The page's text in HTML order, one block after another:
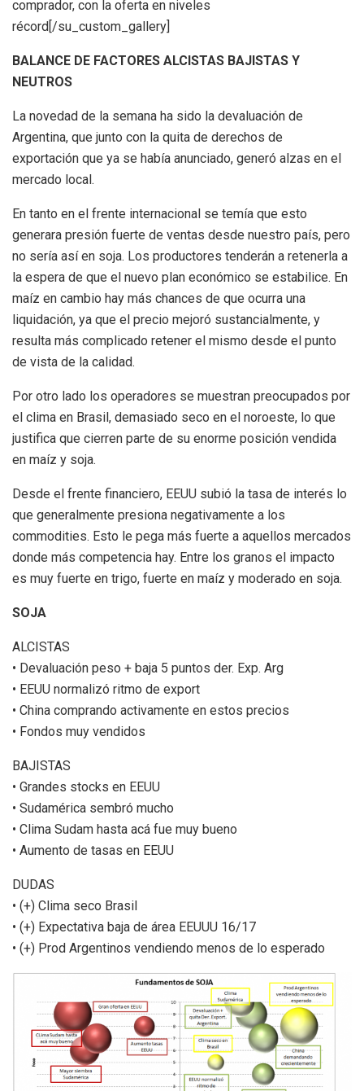
comprador, con la oferta en niveles
récord[/su_custom_gallery]
BALANCE DE FACTORES ALCISTAS BAJISTAS Y
NEUTROS
La novedad de la semana ha sido la devaluación de
Argentina, que junto con la quita de derechos de
exportación que ya se había anunciado, generó alzas en el
mercado local.
En tanto en el frente internacional se temía que esto
generara presión fuerte de ventas desde nuestro país, pero
no sería así en soja. Los productores tenderán a retenerla a
la espera de que el nuevo plan económico se estabilice. En
maíz en cambio hay más chances de que ocurra una
liquidación, ya que el precio mejoró sustancialmente, y
resulta más complicado retener el mismo desde el punto
de vista de la calidad.
Por otro lado los operadores se muestran preocupados por
el clima en Brasil, demasiado seco en el noroeste, lo que
justifica que cierren parte de su enorme posición vendida
en maíz y soja.
Desde el frente financiero, EEUU subió la tasa de interés lo
que generalmente presiona negativamente a los
commodities. Esto le pega más fuerte a aquellos mercados
donde más competencia hay. Entre los granos el impacto
es muy fuerte en trigo, fuerte en maíz y moderado en soja.
SOJA
ALCISTAS
• Devaluación peso + baja 5 puntos der. Exp. Arg
• EEUU normalizó ritmo de export
• China comprando activamente en estos precios
• Fondos muy vendidos
BAJISTAS
• Grandes stocks en EEUU
• Sudamérica sembró mucho
• Clima Sudam hasta acá fue muy bueno
• Aumento de tasas en EEUU
DUDAS
• (+) Clima seco Brasil
• (+) Expectativa baja de área EEUUU 16/17
• (+) Prod Argentinos vendiendo menos de lo esperado